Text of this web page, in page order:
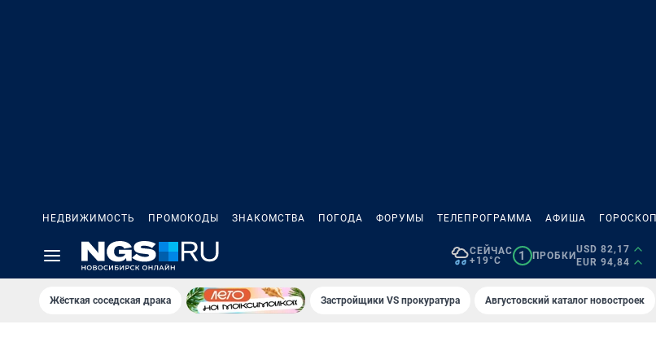
НЕДВИЖИМОСТЬ ПРОМОКОДЫ ЗНАКОМСТВА ПОГОДА ФОРУМЫ ТЕЛЕПРОГРАММА АФИША ГОРОСКОП
СЕЙЧАС
+19°C
1 ПРОБКИ
USD 82,17
EUR 94,84
Жёсткая соседская драка Застройщики VS прокуратура Августовский каталог новостроек